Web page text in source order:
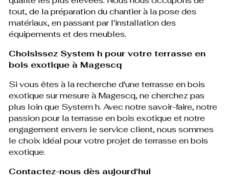
tout, de la préparation du chantier à la pose des
matériaux, en passant par l'installation des
équipements et des meubles.
Choisissez System h pour votre terrasse en
bois exotique à Magescq
Si vous êtes à la recherche d'une terrasse en bois
exotique sur mesure à Magescq, ne cherchez pas
plus loin que System h. Avec notre savoir-faire, notre
passion pour la terrasse en bois exotique et notre
engagement envers le service client, nous sommes
le choix idéal pour votre projet de terrasse en bois
exotique.
Contactez-nous dès aujourd'hui